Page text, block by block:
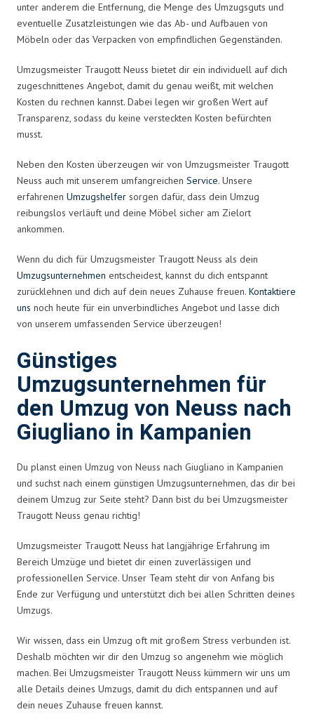
unter anderem die Entfernung, die Menge des Umzugsguts und
eventuelle Zusatzleistungen wie das Ab- und Aufbauen von
Möbeln oder das Verpacken von empfindlichen Gegenständen.
Umzugsmeister Traugott Neuss bietet dir ein individuell auf dich
zugeschnittenes Angebot, damit du genau weißt, mit welchen
Kosten du rechnen kannst. Dabei legen wir großen Wert auf
Transparenz, sodass du keine versteckten Kosten befürchten
musst.
Neben den Kosten überzeugen wir von Umzugsmeister Traugott
Neuss auch mit unserem umfangreichen Service. Unsere
erfahrenen Umzugshelfer sorgen dafür, dass dein Umzug
reibungslos verläuft und deine Möbel sicher am Zielort
ankommen.
Wenn du dich für Umzugsmeister Traugott Neuss als dein
Umzugsunternehmen entscheidest, kannst du dich entspannt
zurücklehnen und dich auf dein neues Zuhause freuen. Kontaktiere
uns noch heute für ein unverbindliches Angebot und lasse dich
von unserem umfassenden Service überzeugen!
Günstiges
Umzugsunternehmen für
den Umzug von Neuss nach
Giugliano in Kampanien
Du planst einen Umzug von Neuss nach Giugliano in Kampanien
und suchst nach einem günstigen Umzugsunternehmen, das dir bei
deinem Umzug zur Seite steht? Dann bist du bei Umzugsmeister
Traugott Neuss genau richtig!
Umzugsmeister Traugott Neuss hat langjährige Erfahrung im
Bereich Umzüge und bietet dir einen zuverlässigen und
professionellen Service. Unser Team steht dir von Anfang bis
Ende zur Verfügung und unterstützt dich bei allen Schritten deines
Umzugs.
Wir wissen, dass ein Umzug oft mit großem Stress verbunden ist.
Deshalb möchten wir dir den Umzug so angenehm wie möglich
machen. Bei Umzugsmeister Traugott Neuss kümmern wir uns um
alle Details deines Umzugs, damit du dich entspannen und auf
dein neues Zuhause freuen kannst.